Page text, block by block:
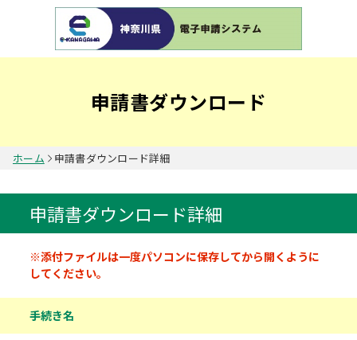
申請書ダウンロード
ホーム 申請書ダウンロード詳細
申請書ダウンロード詳細
申請書情報※添付ファイルは一度パソコンに保存してから開くように
してください。
手続き名